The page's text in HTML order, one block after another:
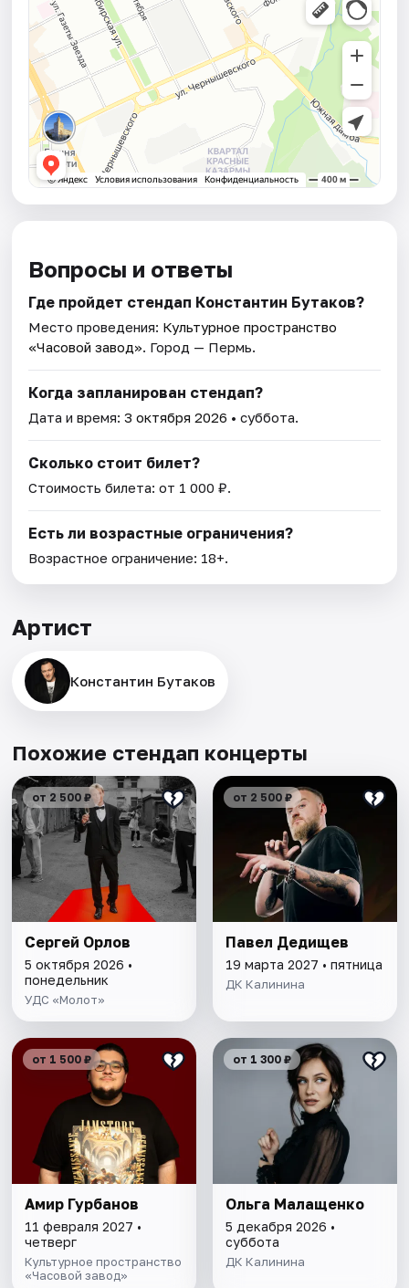
Вопросы и ответы
Где пройдет стендап Константин Бутаков?
Место проведения: Культурное пространство
«Часовой завод». Город — Пермь.
Когда запланирован стендап?
Дата и время:3 октября 2026 • суббота.
Сколько стоит билет?
Стоимость билета: от 1 000 ₽.
Есть ли возрастные ограничения?
Возрастное ограничение: 18+.
Артист
Константин Бутаков
Похожие стендап концерты
от 2 500 ₽
Сергей Орлов
5 октября 2026 •
понедельник
УДС «Молот»
от 2 500 ₽
Павел Дедищев
19 марта 2027 • пятница
ДК Калинина
от 1 500 ₽
Амир Гурбанов
11 февраля 2027 •
четверг
Культурное пространство
«Часовой завод»
от 1 300 ₽
Ольга Малащенко
5 декабря 2026 •
суббота
ДК Калинина